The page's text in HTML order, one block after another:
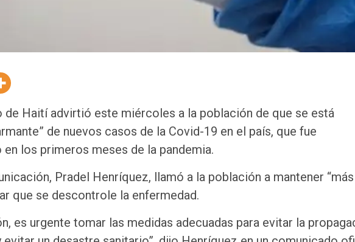
de Haití advirtió este miércoles a la población de que se está
de nuevos casos de la Covid-19 en el país, que fue
los primeros meses de la pandemia.
Pradel Henríquez, llamó a la población a mantener
que se descontrole la enfermedad.
es urgente tomar las medidas adecuadas para evitar la